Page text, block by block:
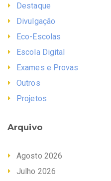
Destaque
Divulgação
Eco-Escolas
Escola Digital
Exames e Provas
Outros
Projetos
Arquivo
Agosto 2026
Julho 2026